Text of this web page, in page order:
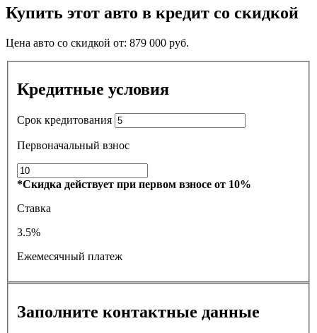
Купить этот авто в кредит со скидкой
Цена авто со скидкой от: 879 000 руб.
Кредитные условия
Срок кредитования
Первоначальный взнос
*Скидка действует при первом взносе от 10%
Ставка
3.5%
Ежемесячный платеж
Заполните контактные данные